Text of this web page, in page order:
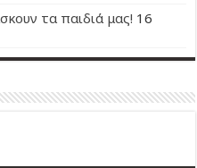
τα παιδιά μας! 16